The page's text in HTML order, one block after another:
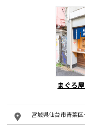
まぐろ
宮城県仙台市青葉